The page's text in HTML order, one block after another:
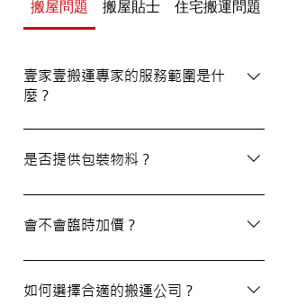
搬屋問題 搬屋貼士 住宅搬運問題
壹家壹搬運專家的服務範圍是什
麼？
壹家壹搬運專家的服務覆蓋港九及新界，無
論是一般搬屋服務還是商務搬遷，我們都能
是否提供包裝物料？
是的，我們會為客戶提供包裝物料。如有需
要，請隨時與我們的客戶服務員查詢。
會不會臨時加價？
我們的報價透明，會根據您提供的物品清單
提供合理預算，絕無隱藏費用。除非搬運當
如何選擇合適的搬運公司？